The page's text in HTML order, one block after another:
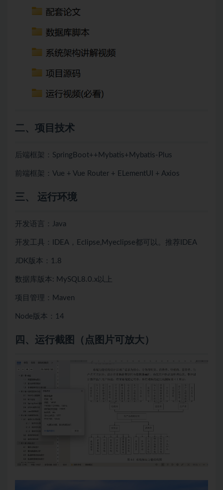
二、项目技术
后端框架：SpringBoot++ Mybatis+ Mybatis-Plus
前端框架：Vue + Vue Router + ELementUI + Axios
三、 运行环境
开发语言：Java
开发工具：IDEA，Eclipse,Myeclipse都可以。推荐IDEA
JDK版本：1.8
数据库版本: MySQL8.0.x以上
项目管理：Maven
Node版本：14
四、 运行截图（点图片可放大）